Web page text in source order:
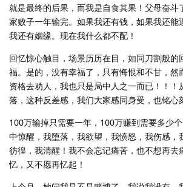
就是最终的后果，而我是自食其果！父母奋斗
家败子一年输完。如果我还有钱，如果我还能
我还有姻缘。现在我什么都不配！
回忆惊心触目，场景历历在目，如同刀割般的
福。是的，没有幸福了，只有悔恨和不甘，然
资格去劝人，我也只是局中人之一而已！！！
落，这种反差感，我们大家感同身受，也铭心
100万输掉只需要一年，100万赚到需要多少
中惊醒，我堕落，我欲望，我愤怒，我伤感，
彷徨，我清醒！我不会忘记痛苦，也不想再去
忆，又不愿再忆起！